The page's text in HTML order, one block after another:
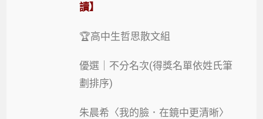
讀】
🏆高中生哲思散文組
優選｜不分名次(得獎名單依姓氏筆
劃排序)
朱晨希〈我的臉．在鏡中更清晰〉